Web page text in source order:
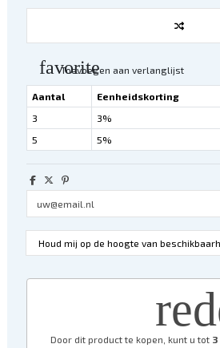
favorite
Toevoegen aan verlanglijst
Aantal Eenheidskorting
3
3%
5
5%
Door dit product te kopen, kunt u tot 3